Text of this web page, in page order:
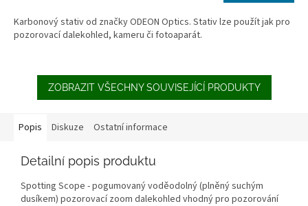
Karbonový stativ od značky ODEON Optics. Stativ lze použít jak pro
pozorovací dalekohled, kameru či fotoaparát.
ZOBRAZIT VŠECHNY SOUVISEJÍCÍ PRODUKTY
Popis Diskuze Ostatní informace
Detailní popis produktu
Spotting Scope - pogumovaný voděodolný (plněný suchým
dusíkem) pozorovací zoom dalekohled vhodný pro pozorování